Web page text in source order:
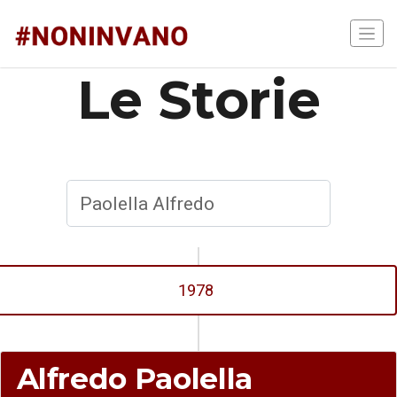
Le Storie
1978
Alfredo Paolella